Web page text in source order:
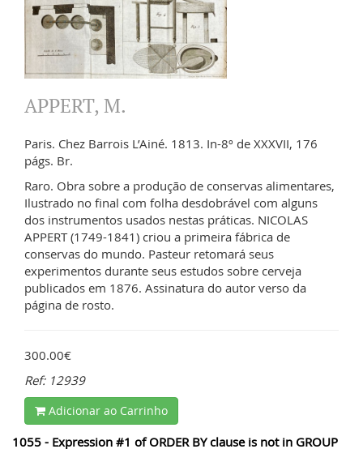
APPERT, M.
Paris. Chez Barrois L’Ainé. 1813. In-8º de XXXVII, 176
págs. Br.
Raro. Obra sobre a produção de conservas alimentares,
Ilustrado no final com folha desdobrável com alguns
dos instrumentos usados nestas práticas. NICOLAS
APPERT (1749-1841) criou a primeira fábrica de
conservas do mundo. Pasteur retomará seus
experimentos durante seus estudos sobre cerveja
publicados em 1876. Assinatura do autor verso da
página de rosto.
300.00€
Ref: 12939
Adicionar ao Carrinho
1055 - Expression #1 of ORDER BY clause is not in GROUP